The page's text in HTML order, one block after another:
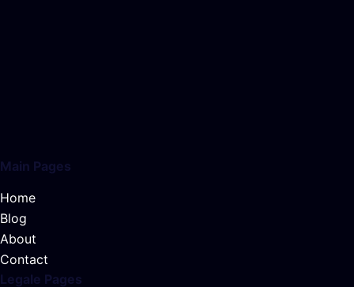
Main Pages
Home
Blog
About
Contact
Legale Pages